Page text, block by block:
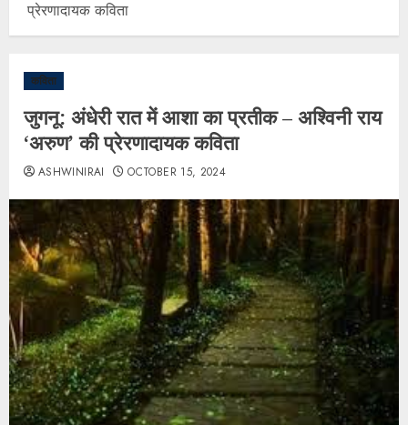
प्रेरणादायक कविता
कविता
जुगनू: अंधेरी रात में आशा का प्रतीक – अश्विनी राय
‘अरुण’ की प्रेरणादायक कविता
ASHWINIRAI OCTOBER 15, 2024